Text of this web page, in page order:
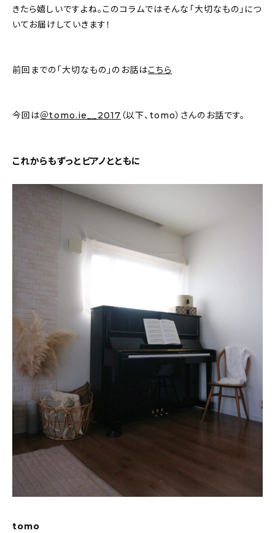
キッチン
プライバシーポリシー
きたら嬉しいですよね。このコラムではそんな「大切なもの」につ
いてお届けしていきます！
前回までの「大切なもの」のお話はこちら
今回は＠tomo.ie__2017 （以下、tomo）さんのお話です。
これからもずっとピアノとともに
tomo